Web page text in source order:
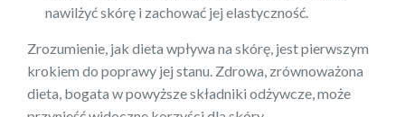
nawilżyć skórę i zachować jej elastyczność.
Zrozumienie, jak dieta wpływa na skórę, jest pierwszym
krokiem do poprawy jej stanu. Zdrowa, zrównoważona
dieta, bogata w powyższe składniki odżywcze, może